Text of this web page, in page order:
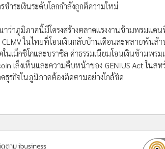
ำระเงินระดับโลกกำลังถูกตีความใหม่
ว่าภูมิภาคนี้มีโครงสร้างตลาดแรงงานข้ามพรมแดน
CLMV ในไทยที่โอนเงินกลับบ้านเดือนละหลายพันล้
นเม็กซิโกและบราซิล ค่าธรรมเนียมโอนเงินข้ามพร
เล็งเห็นและความคืบหน้าของ GENIUS Act ในสห
รกิจในภูมิภาคต้องติดตามอย่างใกล้ชิด
ตาม ibusiness